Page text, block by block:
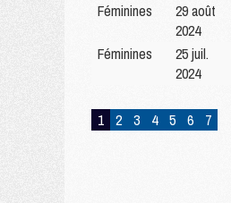
Féminines
29 août
2024
Féminines
25 juil.
2024
1 2 3 4 5 6 7